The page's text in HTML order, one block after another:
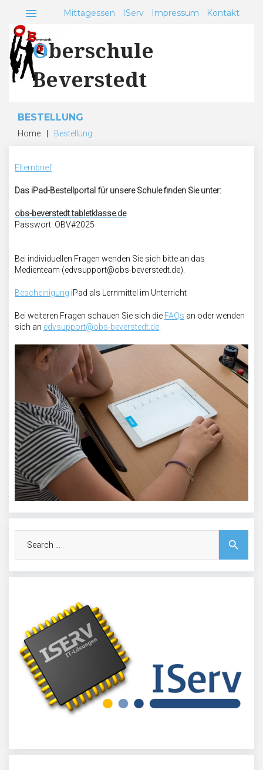
content
Mittagessen IServ Impressum Kontakt
Oberschule
Beverstedt
menu
BESTELLUNG
Home Bestellung
Elternbrief
Das iPad-Bestellportal für unsere Schule finden Sie unter:
obs-beverstedt.tabletklasse.de
Passwort: OBV#2025
Bei individuellen Fragen wenden Sie sich bitte an das
Medienteam (edvsupport@obs-beverstedt.de).
Bescheinigung iPad als Lernmittel im Unterricht
Bei weiteren Fragen schauen Sie sich die FAQs an oder wenden
sich an edvsupport@obs-beverstedt.de
search